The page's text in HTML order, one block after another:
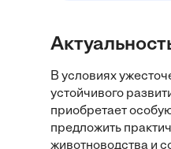
В условиях
устойчивого
приобретает
предложить
животноводства и